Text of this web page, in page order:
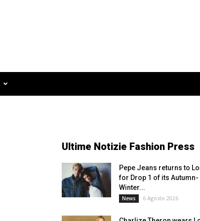
Ultime Notizie Fashion Press
Pepe Jeans returns to
for Drop 1 of its Autumn-
Winter...
News 6 Agosto 2026